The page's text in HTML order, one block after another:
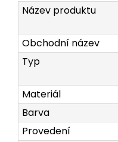
Název produktu
Obchodní název
Typ
Materiál
Barva
Provedení